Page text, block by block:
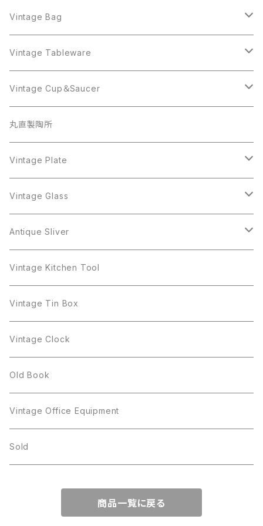
BSK
Cerrito
Gerry's
Giovanni
GOLD CROWN
Kramer
JJ
L.RAZZA
Sarah Coventry
植物モチーフ
Monet
Trifari
Sarah Coventry
AVON
Sarah Coventry
ALPACA MEXICO
AVON
Beatrix
BSK
Coro
Crown Trifari
Danecraft
Gerry's
Giovanni
GOLD CROWN
JJ
Kramer
L.RAZZA
Coro
JJ
Lisner
Sarah Coventry
Richelieu
W.Gemany
植物モチーフ
BSK
STAR
Coro
Crown Trifari
Monet
Napier
Richelieu
Rhinestone
Sarah Coventry
STAR
Trifari
Vintage Bag
CELINE
Vintage Tableware
Glass
iittala
arcopal
CupSaucer
BAVARIA
Antique Silver
Milk Pot
Pot
Mag Cup
Vase
Plate
Figgjo
BILTONS
Spoon
Silver
Vintage Cup＆Saucer
BAVARIA
Mosa
arcopal
丸直製陶所
Vintage Plate
Figgjo
BILTONS
Vintage Glass
iittala
Luminarc
arcoroc
arcopal
Antique Sliver
Pot
Milk Pot
Spoon
cup
Vintage Kitchen Tool
Vintage Tin Box
Vintage Clock
Old Book
Vintage Office Equipment
Sold
商品一覧に戻る